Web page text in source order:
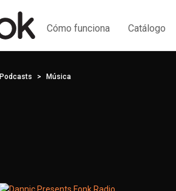
Cómo funciona Catálogo
Podcasts Música